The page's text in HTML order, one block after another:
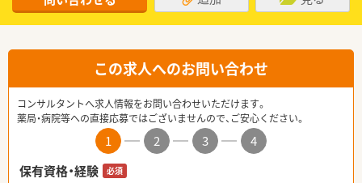
この求人へのお問い合わせ
コンサルタントへ求人情報をお問い合わせいただけます。
薬局・病院等への直接応募ではございませんので、ご安心ください。
1 2 3
4
保有資格・経験
必須